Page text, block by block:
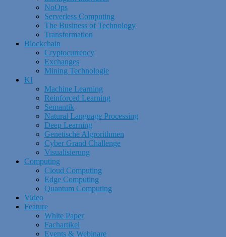
NoOps
Serverless Computing
The Business of Technology
Transformation
Blockchain
Cryptocurrency
Exchanges
Mining Technologie
KI
Machine Learning
Reinforced Learning
Semantik
Natural Language Processing
Deep Learning
Genetische Algrorithmen
Cyber Grand Challenge
Visualisierung
Computing
Cloud Computing
Edge Computing
Quantum Computing
Video
Feature
White Paper
Fachartikel
Events & Webinare